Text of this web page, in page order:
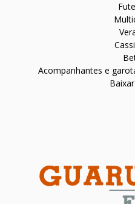
Acompanhantes e